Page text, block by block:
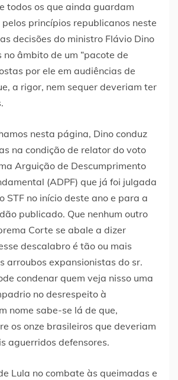
todos os que ainda guardam
princípios republicanos neste
decisões do ministro Flávio Dino
âmbito de um “pacote de
por ele em audiências de
a rigor, nem sequer deveriam ter
nesta página, Dino conduz
na condição de relator do voto
Arguição de Descumprimento
(ADPF) que já foi julgada
STF no início deste ano e para a
publicado. Que nenhum outro
Corte se abale a dizer
descalabro é tão ou mais
arroubos expansionistas do sr.
condenar quem veja nisso uma
no desrespeito à
nome sabe-se lá de que,
os onze brasileiros que deveriam
aguerridos defensores.
Lula no combate às queimadas e